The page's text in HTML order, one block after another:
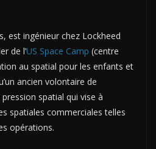
est ingénieur chez Lockheed
de l’US Space Camp (centre
au spatial pour les enfants et
ancien volontaire de
spatial qui vise à
spatiales commerciales telles
opérations.